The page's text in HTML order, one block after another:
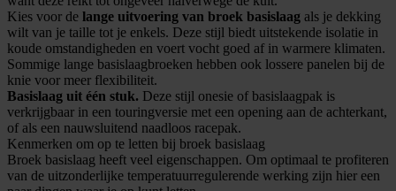
Kies voor de lange uitvoering van broek basislaag als je dekking
wilt van je taille tot je enkels. Deze stijl biedt uitstekende isolatie in
koude omstandigheden en voert vocht goed af in warmere klimaten.
Sommige lange basislaagbroeken hebben ook lossere panelen bij de
knie voor meer flexibiliteit.
Basislaag uit één stuk. Deze stijl onesie of basislaagpak is
verkrijgbaar in een touringversie met een opening aan de achterkant,
of als een nauwsluitend naadloos racepak.
Kenmerken om op te letten bij broek basislaag
Broek basislaag heeft veel eigenschappen. Om optimaal te profiteren
van de uitzonderlijke temperatuurregulerende werking zijn hier een